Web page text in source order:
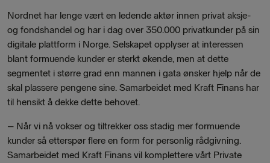
Nordnet har lenge vært en ledende aktør innen privat aksje-
og fondshandel og har i dag over 350.000 privatkunder på sin
digitale plattform i Norge. Selskapet opplyser at interessen
blant formuende kunder er sterkt økende, men at dette
segmentet i større grad enn mannen i gata ønsker hjelp når de
skal plassere pengene sine. Samarbeidet med Kraft Finans har
til hensikt å dekke dette behovet.
– Når vi nå vokser og tiltrekker oss stadig mer formuende
kunder så etterspør flere en form for personlig rådgivning.
Samarbeidet med Kraft Finans vil komplettere vårt Private